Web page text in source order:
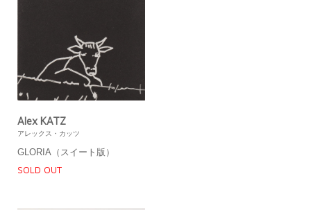
Alex KATZ
アレックス・カッツ
GLORIA（スイート版）
SOLD OUT